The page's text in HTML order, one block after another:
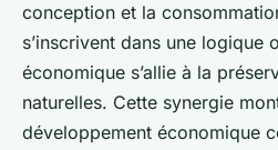
conception et la
s’inscrivent dans une logique
économique s’allie à la
naturelles. Cette synergie
développement économique